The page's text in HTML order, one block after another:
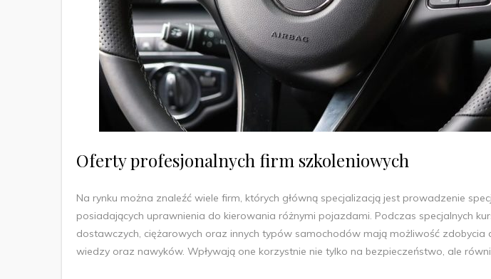
Oferty profesjonalnych firm szkoleniowych
Na rynku można znaleźć wiele firm, których główną specjalizacją jest prowadzenie
posiadających uprawnienia do kierowania różnymi pojazdami. Podczas specjalnych
dostawczych, ciężarowych oraz innych typów samochodów mają możliwość zdobycia
wiedzy oraz nawyków. Wpływają one korzystnie nie tylko na bezpieczeństwo, ale